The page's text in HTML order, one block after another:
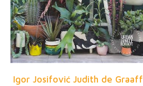
Igor Josifović Judith de Graaff